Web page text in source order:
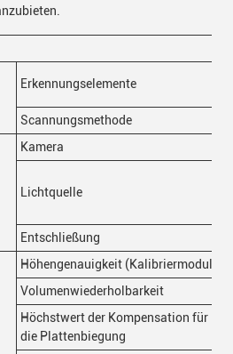
Erkennungselemente
Scannungsmethode
Kamera
Lichtquelle
Entschließung
Höhengenauigkeit (Kalibriermodul)
Volumenwiederholbarkeit
Höchstwert der Kompensation für
die Plattenbiegung